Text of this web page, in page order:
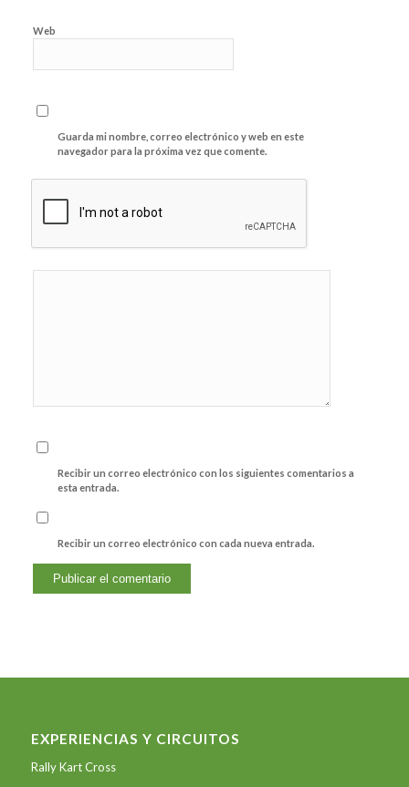
Web
Guarda mi nombre, correo electrónico y web en este
navegador para la próxima vez que comente.
Recibir un correo electrónico con los siguientes comentarios a
esta entrada.
Recibir un correo electrónico con cada nueva entrada.
EXPERIENCIAS Y CIRCUITOS
Rally Kart Cross